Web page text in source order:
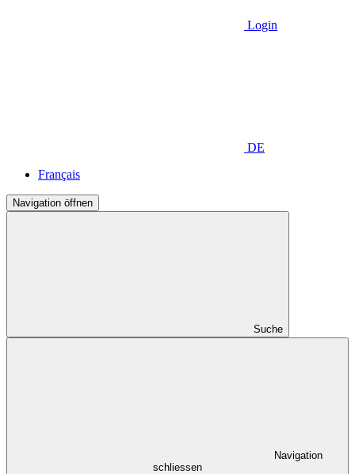
Login
DE
Français
Navigation öffnen
Suche
Navigation
schliessen